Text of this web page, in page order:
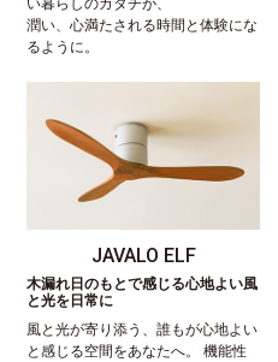
い暮らしのカタチが、
潤い、心満たされる時間と体験にな
るように。
JAVALO ELF
木漏れ日のもとで感じる心地よい風
と光を日常に
風と光が寄り添う、誰もが心地よい
と感じる空間をあなたへ。 機能性